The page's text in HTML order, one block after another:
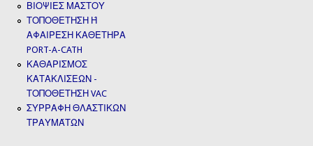
ΒΙΟΨΙΕΣ ΜΑΣΤΟΥ
ΤΟΠΟΘΕΤΗΣΗ Ή
ΑΦΑΙΡΕΣΗ ΚΑΘΕΤΗΡΑ
PORT-A-CATH
ΚΑΘΑΡΙΣΜΟΣ
ΚΑΤΑΚΛΙΣΕΩΝ -
ΤΟΠΟΘΕΤΗΣΗ VAC
ΣΥΡΡΑΦΗ ΘΛΑΣΤΙΚΩΝ
ΤΡΑΥΜΆΤΩΝ